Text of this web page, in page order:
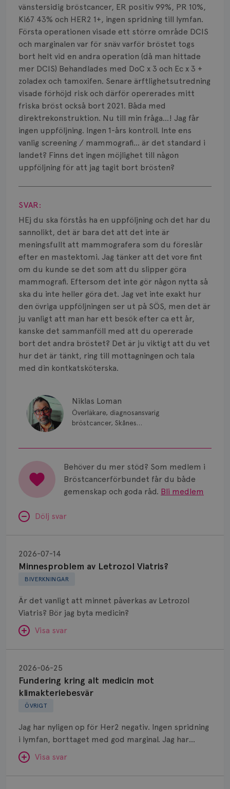
vänstersidig bröstcancer, ER positiv 99%, PR 10%,
Ki67 43% och HER2 1+, ingen spridning till lymfan.
Första operationen visade ett större område DCIS
och marginalen var för snäv varför bröstet togs
bort helt vid en andra operation (då man hittade
mer DCIS) Behandlades med DoC x 3 och Ec x 3 +
zoladex och tamoxifen. Senare ärftlighetsutredning
visade förhöjd risk och därför opererades mitt
friska bröst också bort 2021. Båda med
direktrekonstruktion. Nu till min fråga…! Jag får
ingen uppföljning. Ingen 1-års kontroll. Inte ens
vanlig screening / mammografi… är det standard i
landet? Finns det ingen möjlighet till någon
uppföljning för att jag tagit bort brösten?
Visa svar
SVAR:
HEj du ska förstås ha en uppföljning och det har du
sannolikt, det är bara det att det inte är
meningsfullt att mammografera som du föreslår
efter en mastektomi. Jag tänker att det vore fint
om du kunde se det som att du slipper göra
mammografi. Eftersom det inte gör någon nytta så
ska du inte heller göra det. Jag vet inte exakt hur
den övriga uppföljningen ser ut på SÖS, men det är
ju vanligt att man har ett besök efter ca ett år,
kanske det sammanföll med att du opererade
bort det andra bröstet? Det är ju viktigt att du vet
hur det är tänkt, ring till mottagningen och tala
med din kontkatsköterska.
Niklas Loman
Överläkare, diagnosansvarig
bröstcancer, Skånes
Behöver du mer stöd? Som medlem i
Bröstcancerförbundet får du både
gemenskap och goda råd. Bli medlem
Dölj svar
BIVERKNINGAR
Minnesproblem av Letrozol Viatris?
2026-07-14
Är det vanligt att minnet påverkas av Letrozol
Viatris? Bör jag byta medicin?
Visa svar
SVAR:
Hej. Oavsett vilken hormonsänkande behandling
(men även cytostatika) man får så kan en del
uppleva negativ påverkan på minnet. Prata din
märke eller annan aromatashämmare. Det kan ofta
vara bra att ha en paus först, för att se att
besvären blir bättre, men bäst är att prata med
Letrozol
Viatris?
ÖVRIGT
Fundering kring alt medicin mot
klimakteriebesvär
2026-06-25
Jag har nyligen op för Her2 negativ. Ingen spridning
i lymfan, borttaget med god marginal. Jag har
genomgått en 5 dagars strålning och är färdig
behandlad. Efter att jag nu slutat med östrogen-
lenzetto, har klimakteriebesvären kommit med
Visa svar
kring
medicin
Bröstvårta
Knöl
Läkemedel
Typ av bröstcancer
Smärta
Prognos
Risker
Spridd bröstcancer
Strålning